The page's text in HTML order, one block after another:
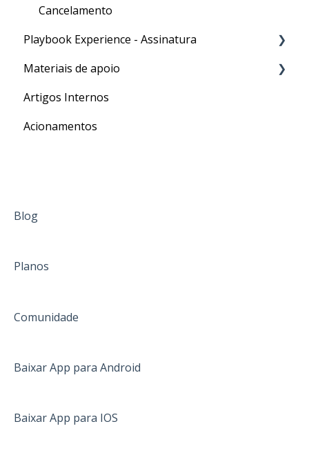
Cancelamento
Playbook Experience - Assinatura
Processos
Materiais de apoio
Para o seu Intercâmbio
Artigos Internos
Acionamentos
Blog
Planos
Comunidade
Baixar App para Android
Baixar App para IOS